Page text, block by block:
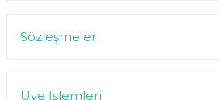
Sözleşmeler
Üye İşlemleri